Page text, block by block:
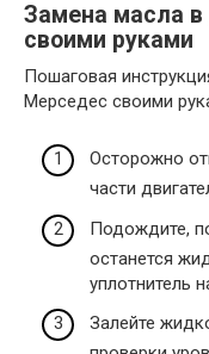
Замена масла
своими руками
Пошаговая
Мерседес своими
Осторожно
части
Подождите,
останется
уплотнитель
Залейте